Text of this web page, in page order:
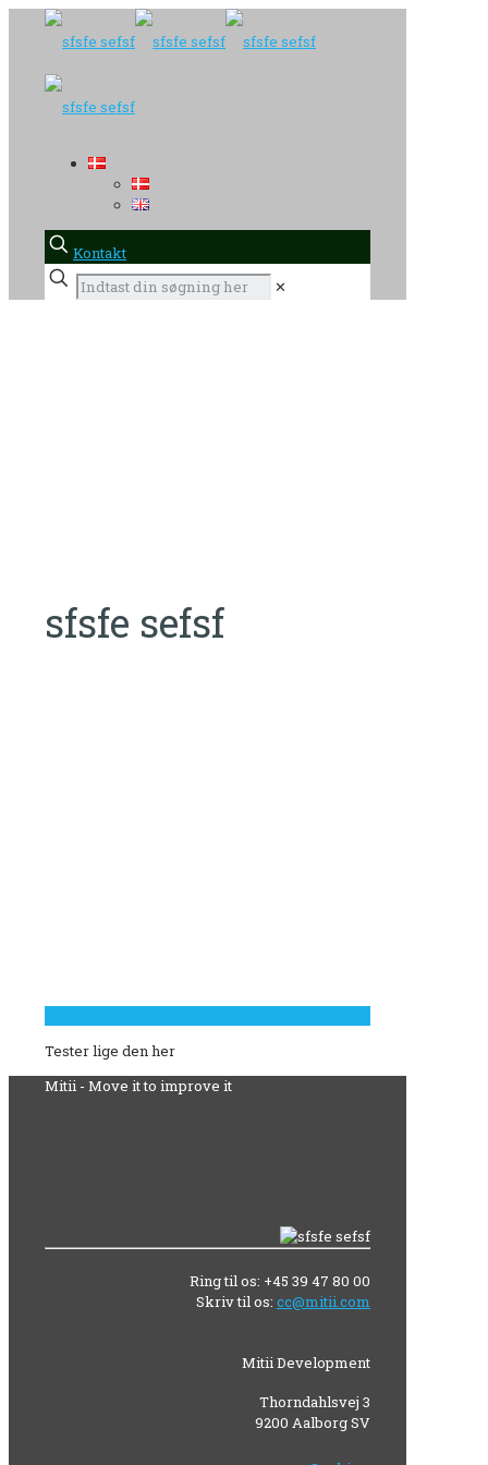
Kontakt
✕
sfsfe sefsf
Tester lige den her
Mitii - Move it to improve it
Ring til os: +45 39 47 80 00
Skriv til os: cc@mitii.com
Mitii Development
Thorndahlsvej 3
9200 Aalborg SV